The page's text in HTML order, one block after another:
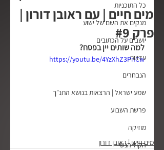
כל התוכניות
מנקים את השם של ישוע
יושבים על הכתובים
עדויות
הנבחרים
שמע ישראל | הרצאות בנושא התנ״ך
פרשת השבוע
מוזיקה
הקול הנשי
מים חיים | עם ראובן דורון |
פרק #9
למה שותים יין בפסח?
https://youtu.be/4YzXhZ3PnCw
מים חיים | ראובן דורון